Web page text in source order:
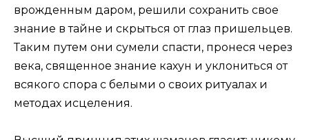
врожденным даром, решили сохранить свое
знание в тайне и скрыться от глаз пришельцев.
Таким путем они сумели спасти, пронеся через
века, священное знание кахун и уклониться от
всякого спора с белыми о своих ритуалах и
методах исцеления.